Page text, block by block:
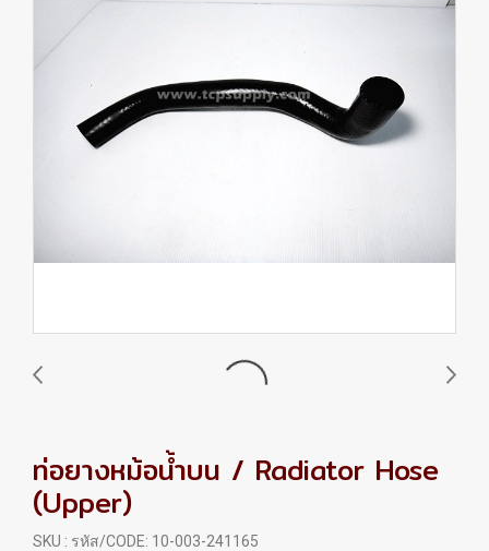
ท่อยางหม้อน้ำบน / Radiator Hose
(Upper)
SKU : รหัส/CODE: 10-003-241165